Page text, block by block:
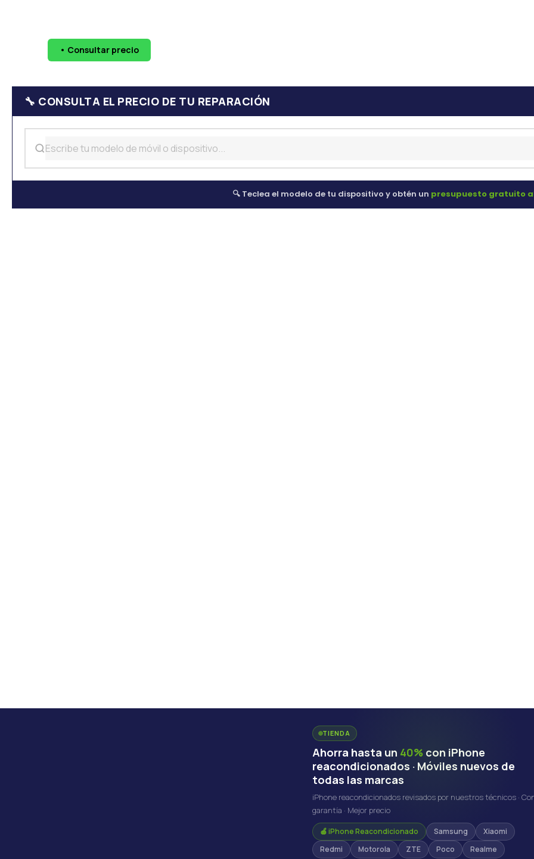
• Consultar precio
🔧 CONSULTA EL PRECIO DE TU REPARACIÓN
🔍 Teclea el modelo de tu dispositivo y obtén un presupuesto gratuito
TIENDA
Ahorra hasta un 40% con iPhone
reacondicionados · Móviles nuevos de
todas las marcas
iPhone reacondicionados revisados por nuestros técnicos ·
garantía · Mejor precio
🍎 iPhone Reacondicionado Samsung
Xiaomi
Redmi
Motorola ZTE Poco Realme